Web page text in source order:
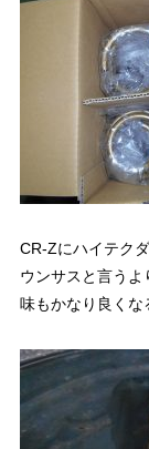
CR-Zにハイテク
ウンサスと言うよ
味もかなり良くな